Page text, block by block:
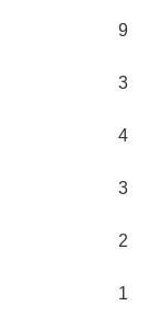
9
3
4
3
2
1